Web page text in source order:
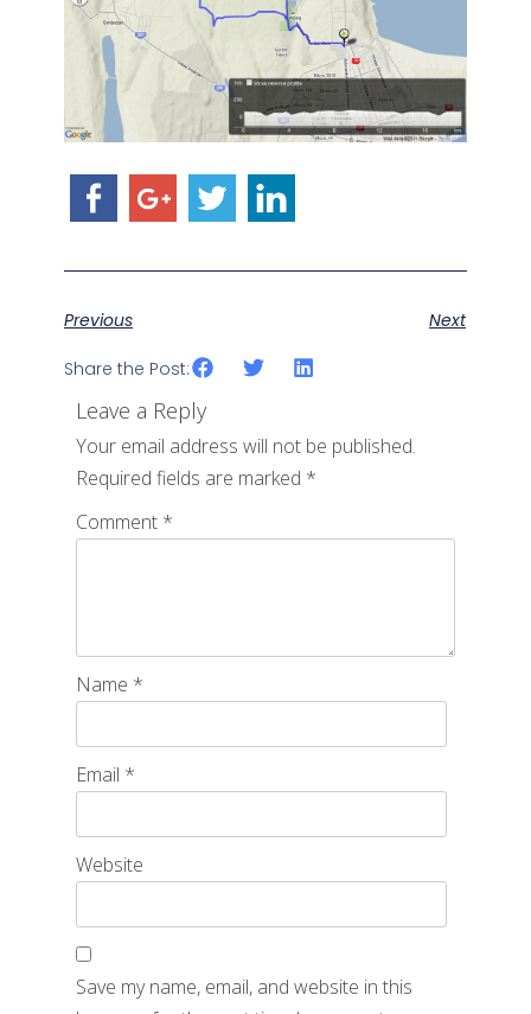
Previous Next
Share the Post:
Leave a Reply
Your email address will not be published.
Required fields are marked *
Comment *
Name *
Email *
Website
Save my name, email, and website in this